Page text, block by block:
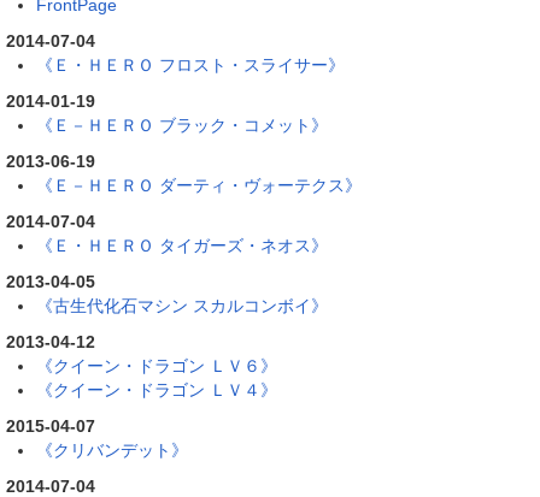
FrontPage
2014-07-04
《Ｅ・ＨＥＲＯ フロスト・スライサー》
2014-01-19
《Ｅ－ＨＥＲＯ ブラック・コメット》
2013-06-19
《Ｅ－ＨＥＲＯ ダーティ・ヴォーテクス》
2014-07-04
《Ｅ・ＨＥＲＯ タイガーズ・ネオス》
2013-04-05
《古生代化石マシン スカルコンボイ》
2013-04-12
《クイーン・ドラゴン ＬＶ６》
《クイーン・ドラゴン ＬＶ４》
2015-04-07
《クリバンデット》
2014-07-04